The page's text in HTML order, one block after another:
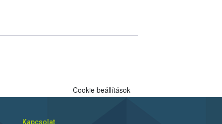
Cookie beállítások
Kapcsolat